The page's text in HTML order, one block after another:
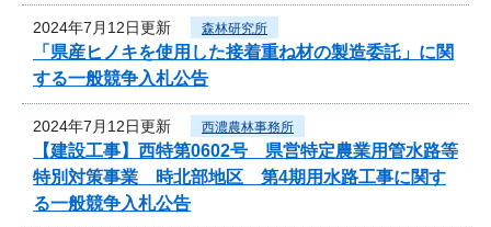
2024年7月12日更新 森林研究所
「県産ヒノキを使用した接着重ね材の製造委託」に関
する一般競争入札公告
2024年7月12日更新 西濃農林事務所
【建設工事】西特第0602号 県営特定農業用管水路等
特別対策事業 時北部地区 第4期用水路工事に関す
る一般競争入札公告